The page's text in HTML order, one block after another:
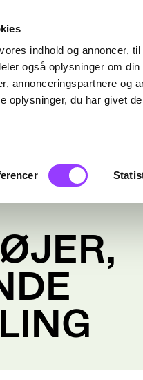
indhold og annoncer,
også oplysninger om
annonceringspartnere og
oplysninger, du har givet